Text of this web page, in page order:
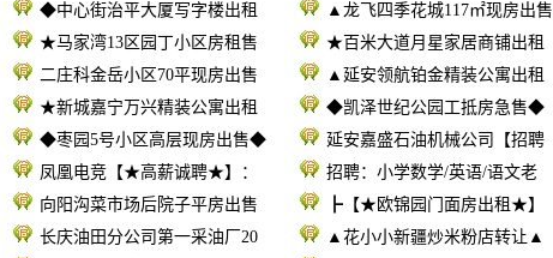
◆中心街治平大厦写字楼出租 ▲龙飞四季花城117㎡现房出售
★马家湾13区园丁小区房租售 ★百米大道月星家居商铺出租
二庄科金岳小区70平现房出售 ▲延安领航铂金精装公寓出租
★新城嘉宁万兴精装公寓出租 ◆凯泽世纪公园工抵房急售◆
◆枣园5号小区高层现房出售◆ 延安嘉盛石油机械公司【招聘
凤凰电竞【★高薪诚聘★】： 招聘：小学数学/英语/语文老
向阳沟菜市场后院子平房出售 ┣【★欧锦园门面房出租★】
长庆油田分公司第一采油厂20 ▲花小小新疆炒米粉店转让▲